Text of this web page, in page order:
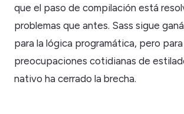
que el paso de compilación está
problemas que antes. Sass sigue
para la lógica programática, pero para
preocupaciones cotidianas de
nativo ha cerrado la brecha.